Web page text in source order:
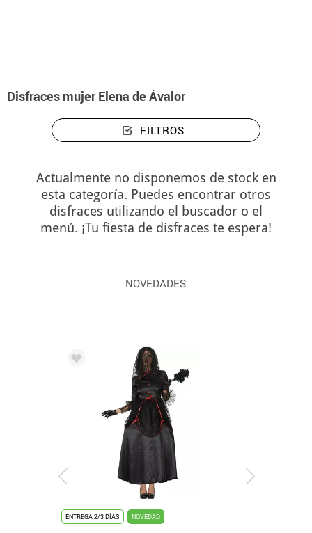
Disfraces mujer Elena de Ávalor
FILTROS
Actualmente no disponemos de stock en
esta categoría. Puedes encontrar otros
disfraces utilizando el buscador o el
menú. ¡Tu fiesta de disfraces te espera!
NOVEDADES
ENTREGA 2/3 DÍAS NOVEDAD